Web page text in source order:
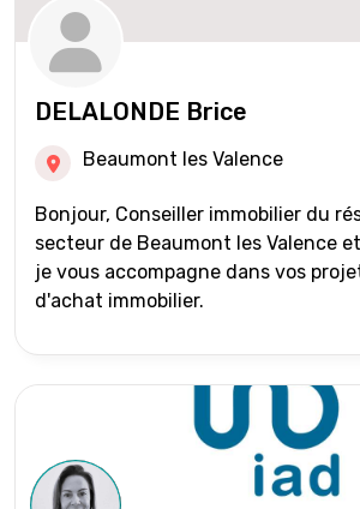
DELALONDE Brice
Beaumont les Valence
Bonjour, Conseiller immobilier du réseau IAD sur le
secteur de Beaumont les Valence
je vous accompagne dans vos
d'achat immobilier.